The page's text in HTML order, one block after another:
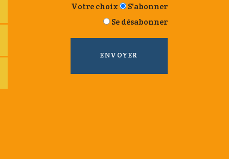
Votre choix
S'abonner
Se désabonner